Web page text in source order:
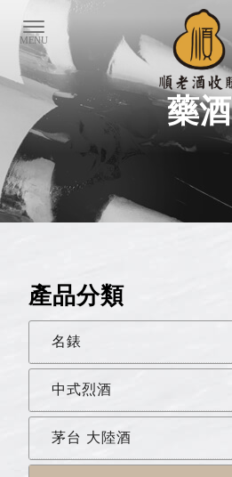
藥酒
產品分類
名錶
中式烈酒
茅台 大陸酒